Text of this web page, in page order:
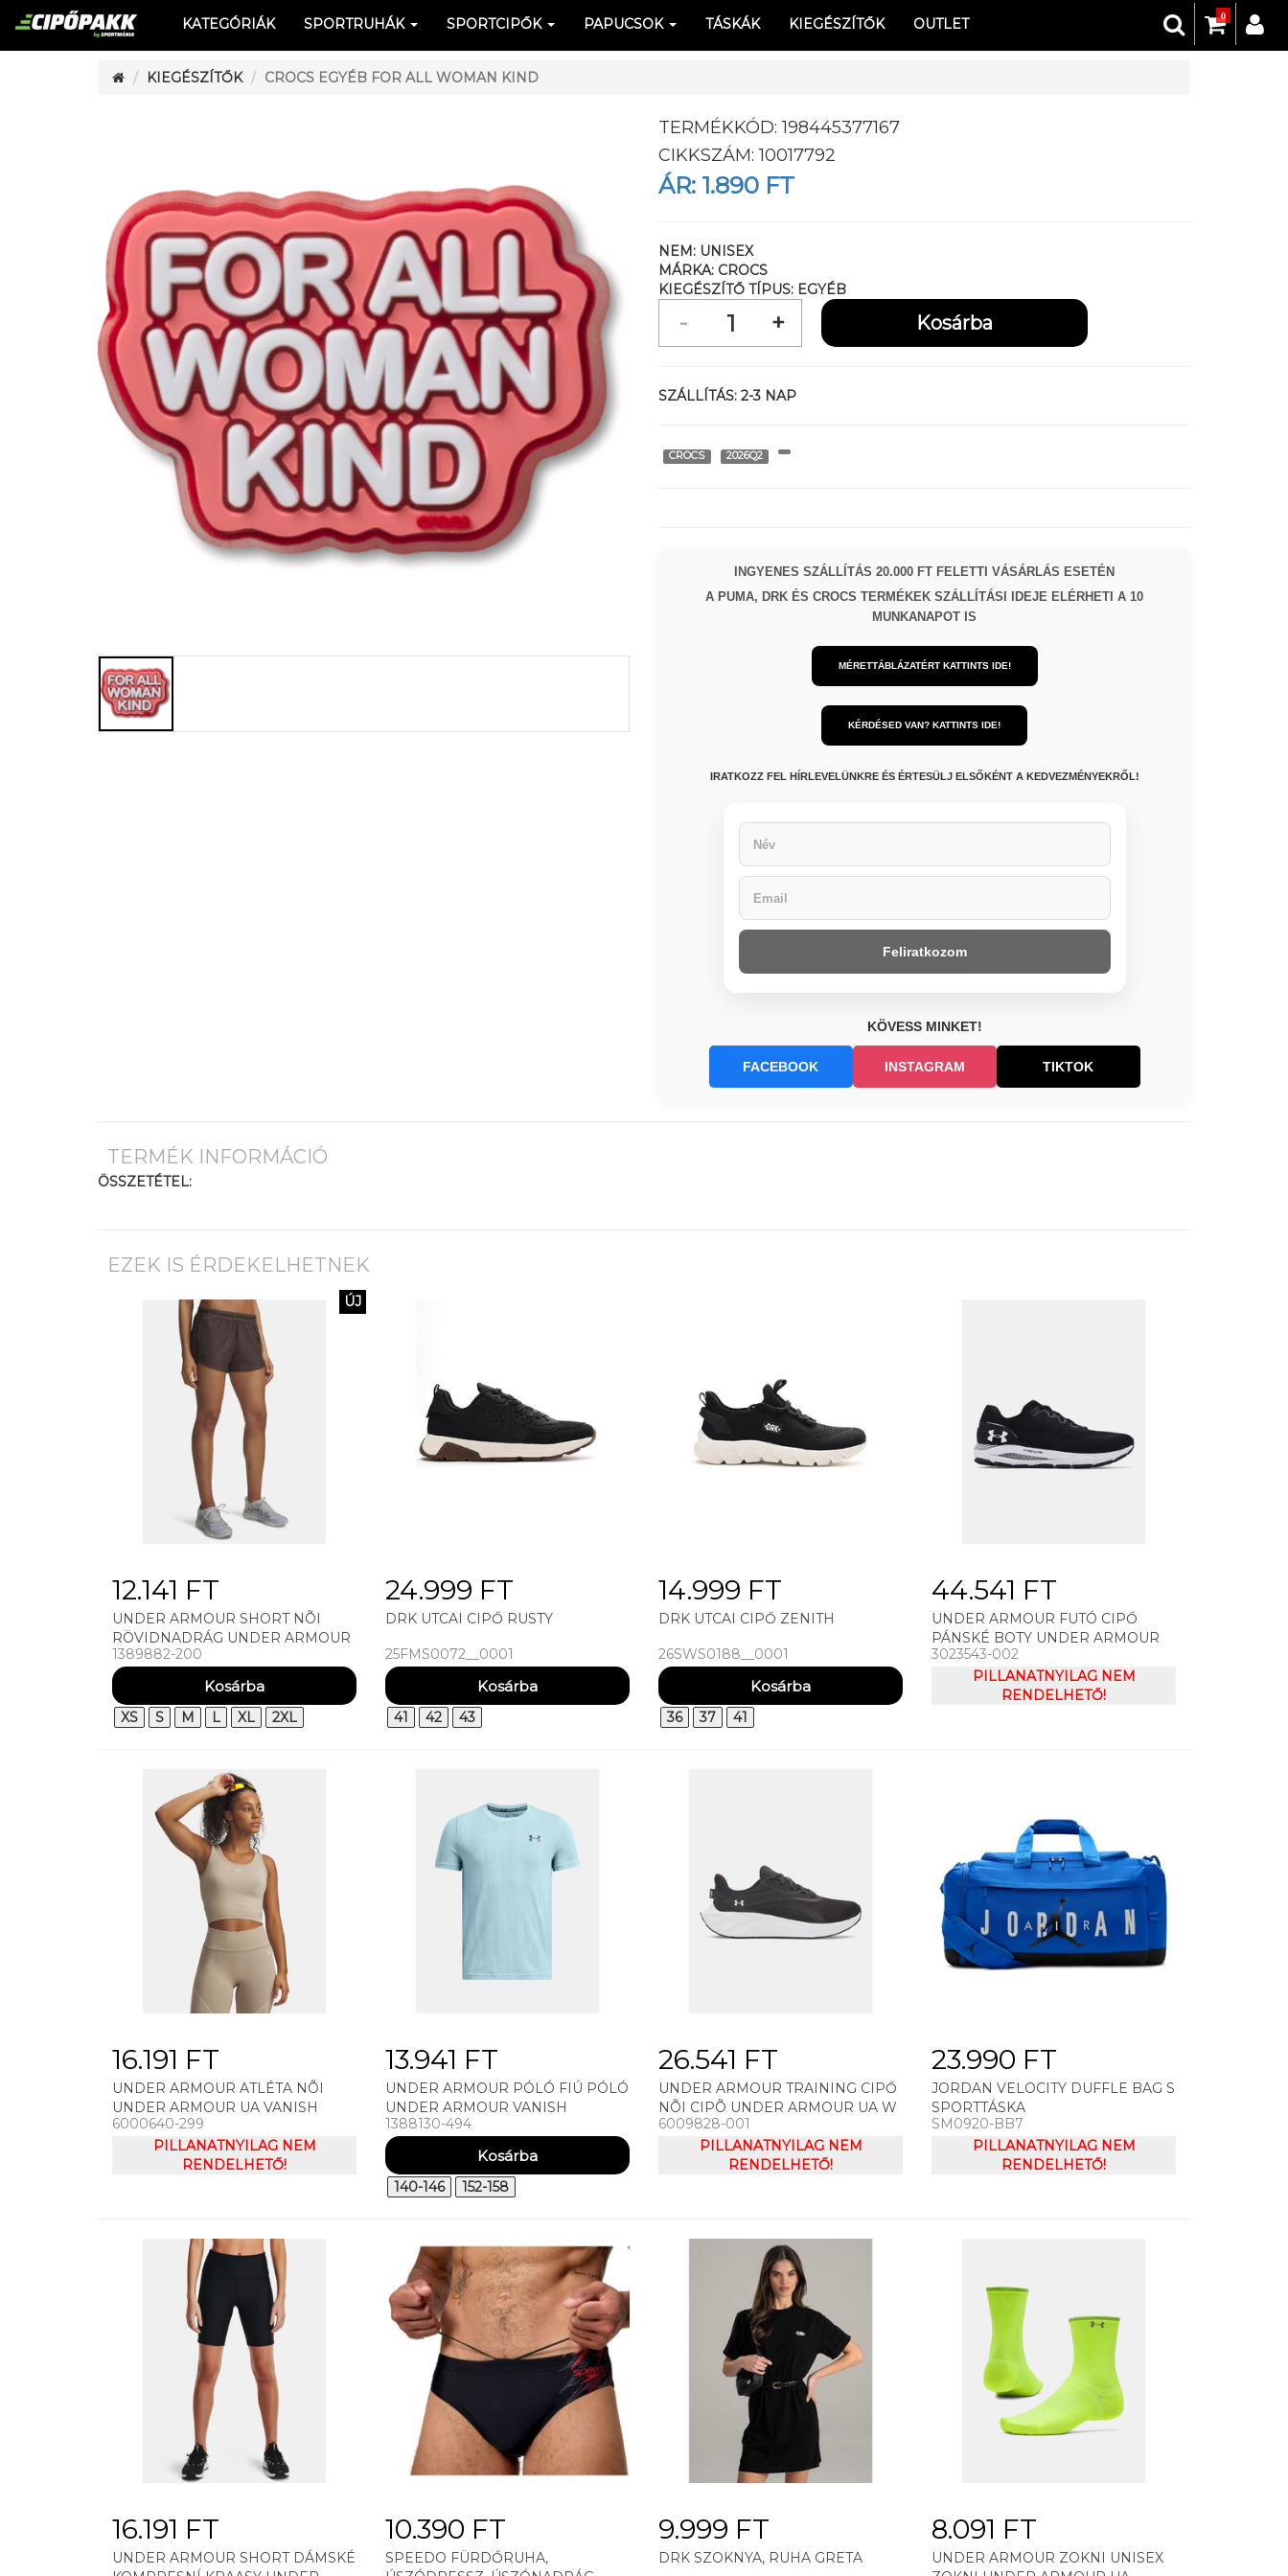
0
KATEGÓRIÁK SPORTRUHÁK SPORTCIPŐK PAPUCSOK TÁSKÁK KIEGÉSZÍTŐK OUTLET
KIEGÉSZÍTŐK CROCS EGYÉB FOR ALL WOMAN KIND
TERMÉKKÓD:198445377167
CIKKSZÁM:10017792
ÁR: 1.890 FT
NEM: UNISEX
MÁRKA: CROCS
KIEGÉSZÍTŐ TÍPUS: EGYÉB
SZÁLLÍTÁS: 2-3 NAP
CROCS 2026Q2
INGYENES SZÁLLÍTÁS 20.000 FT FELETTI VÁSÁRLÁS ESETÉN
A PUMA, DRK ÉS CROCS TERMÉKEK SZÁLLÍTÁSI IDEJE ELÉRHETI A 10
MUNKANAPOT IS
MÉRETTÁBLÁZATÉRT KATTINTS IDE!
KÉRDÉSED VAN? KATTINTS IDE!
IRATKOZZ FEL HÍRLEVELÜNKRE ÉS ÉRTESÜLJ ELSŐKÉNT A KEDVEZMÉNYEKRŐL!
Feliratkozom
KÖVESS MINKET!
FACEBOOK INSTAGRAM TIKTOK
TERMÉK INFORMÁCIÓ
ÖSSZETÉTEL:
EZEK IS ÉRDEKELHETNEK
ÚJ
12.141 FT
UNDER ARMOUR SHORT NÕI
RÖVIDNADRÁG UNDER ARMOUR
TECH PLAY UP SHORTS
1389882-200
XS S M L XL 2XL
24.999 FT
DRK UTCAI CIPŐ RUSTY
25FMS0072__0001
41 42 43
14.999 FT
DRK UTCAI CIPŐ ZENITH
26SWS0188__0001
36 37 41
44.541 FT
UNDER ARMOUR FUTÓ CIPŐ
PÁNSKÉ BOTY UNDER ARMOUR
HOVR SONIC 4
3023543-002
PILLANATNYILAG NEM
RENDELHETŐ!
16.191 FT
UNDER ARMOUR ATLÉTA NÕI
UNDER ARMOUR UA VANISH
SEAMLESS TANK TRIKÓ
6000640-299
PILLANATNYILAG NEM
RENDELHETŐ!
13.941 FT
UNDER ARMOUR PÓLÓ FIÚ PÓLÓ
UNDER ARMOUR VANISH
SEAMLESS SS
1388130-494
140-146 152-158
26.541 FT
UNDER ARMOUR TRAINING CIPŐ
NÕI CIPÕ UNDER ARMOUR UA W
ASCEND
6009828-001
PILLANATNYILAG NEM
RENDELHETŐ!
23.990 FT
JORDAN VELOCITY DUFFLE BAG S
SPORTTÁSKA
SM0920-BB7
PILLANATNYILAG NEM
RENDELHETŐ!
16.191 FT
UNDER ARMOUR SHORT DÁMSKÉ
10.390 FT
SPEEDO FÜRDŐRUHA,
9.999 FT
DRK SZOKNYA, RUHA GRETA
8.091 FT
UNDER ARMOUR ZOKNI UNISEX